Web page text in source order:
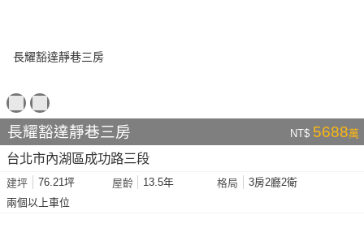
長耀豁達靜巷三房 NT$ 5688萬
台北市內湖區成功路三段
建坪 76.21坪 屋齡 13.5年 格局
3房2廳2衛
兩個以上車位